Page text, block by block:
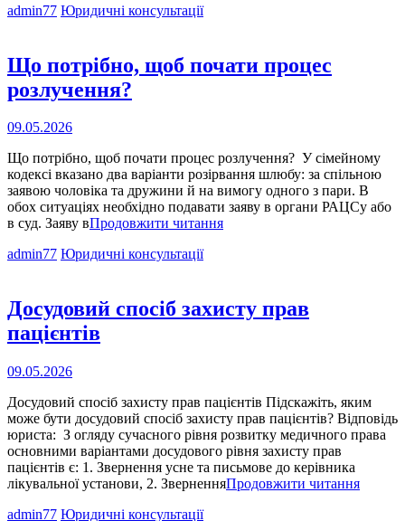
в
оренду
admin77 Cat
Юридичні консультації
Що потрібно, щоб почати процес
розлучення?
Опубліковано
09.05.2026
Що потрібно, щоб почати процес розлучення? У сімейному
кодексі вказано два варіанти розірвання шлюбу: за спільною
заявою чоловіка та дружини й на вимогу одного з пари. В
обох ситуаціях необхідно подавати заяву в органи РАЦСу або
в суд. Заяву вПродовжити читанняЩо
розлучення?
admin77 Cat
Юридичні консультації
Досудовий спосіб захисту прав
пацієнтів
Опубліковано
09.05.2026
Досудовий спосіб захисту прав пацієнтів Підскажіть, яким
може бути досудовий спосіб захисту прав пацієнтів? Відповідь
юриста: З огляду сучасного рівня розвитку медичного права
основними варіантами досудового рівня захисту прав
пацієнтів є: 1. Звернення усне та письмове до керівника
лікувальної установи, 2. ЗверненняПродовжити читання
admin77 Cat
Юридичні консультації